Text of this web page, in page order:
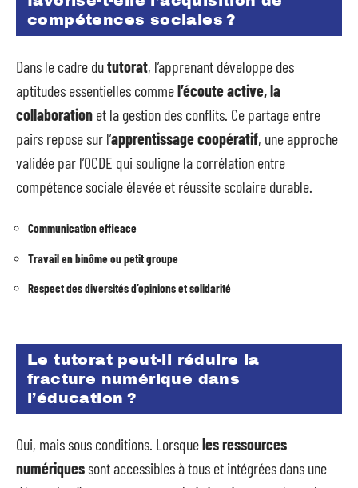
compétences sociales ?
Dans le cadre dututorat, l’apprenant développe des
aptitudes essentielles commel’écoute active, la
collaboration et la gestion des conflits. Ce partage entre
pairs repose sur l’apprentissage coopératif, une approche
validée par l’OCDE qui souligne la corrélation entre
compétence sociale élevée et réussite scolaire durable.
Communication efficace
Travail en binôme ou petit groupe
Respect des diversités d’opinions et solidarité
Le tutorat peut-il réduire la
fracture numérique dans
l’éducation ?
Oui, mais sous conditions. Lorsqueles ressources
numériquessont accessibles à tous et intégrées dans une